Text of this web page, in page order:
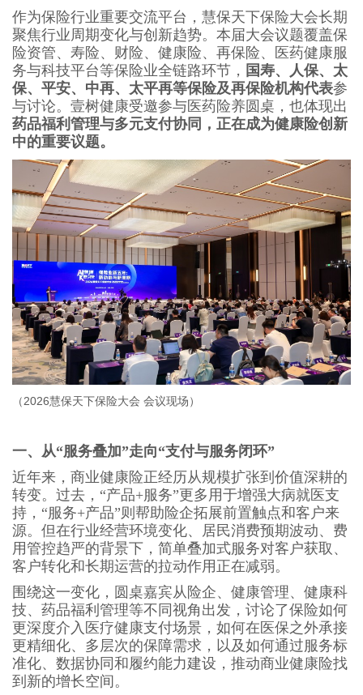
作为保险行业重要交流平台，慧保天下保险大会长期
聚焦行业周期变化与创新趋势。本届大会议题覆盖保
险资管、寿险、财险、健康险、再保险、医药健康服
务与科技平台等保险业全链路环节， 国寿、人保、太
保、平安、中再、太平再等保险及再保险机构代表参
与讨论。壹树健康受邀参与医药险养圆桌，也体现出
药品福利管理与多元支付协同，正在成为健康险创新
中的重要议题。
（2026慧保天下保险大会 会议现场）
一、从“服务叠加”走向“支付与服务闭环”
近年来，商业健康险正经历从规模扩张到价值深耕的
转变。过去，“产品+服务”更多用于增强大病就医支
持，“服务+产品”则帮助险企拓展前置触点和客户来
源。但在行业经营环境变化、居民消费预期波动、费
用管控趋严的背景下，简单叠加式服务对客户获取、
客户转化和长期运营的拉动作用正在减弱。
围绕这一变化，圆桌嘉宾从险企、健康管理、健康科
技、药品福利管理等不同视角出发，讨论了保险如何
更深度介入医疗健康支付场景，如何在医保之外承接
更精细化、多层次的保障需求，以及如何通过服务标
准化、数据协同和履约能力建设，推动商业健康险找
到新的增长空间。